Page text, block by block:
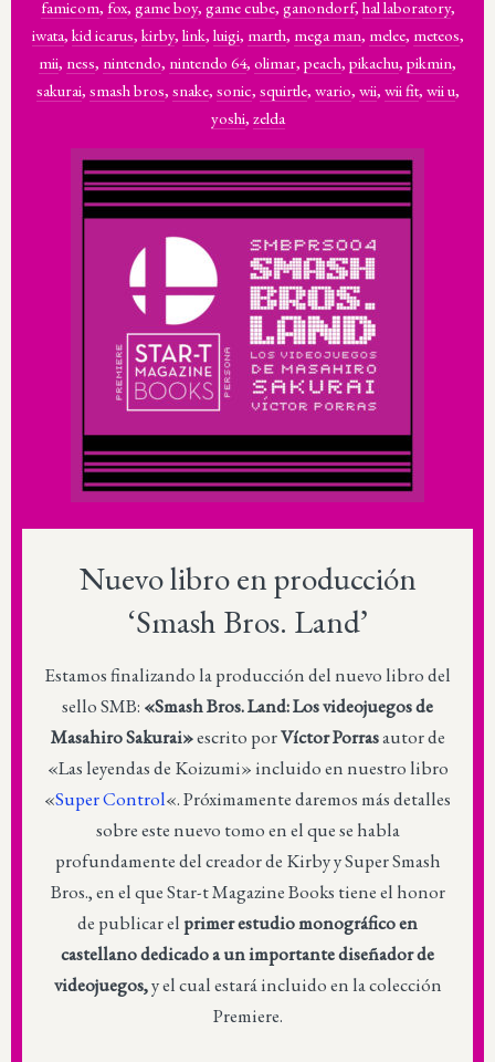
famicom, fox, game boy, game cube, ganondorf, hal laboratory,
iwata, kid icarus, kirby, link, luigi, marth, mega man, melee, meteos,
mii, ness, nintendo, nintendo 64, olimar, peach, pikachu, pikmin,
sakurai, smash bros, snake, sonic, squirtle, wario, wii, wii fit, wii u,
yoshi, zelda
Nuevo libro en producción
‘Smash Bros. Land’
Estamos finalizando la producción del nuevo libro del
sello SMB: «Smash Bros. Land: Los videojuegos de
Masahiro Sakurai»escrito porVíctor Porrasautor de
«Las leyendas de Koizumi» incluido en nuestro libro
«Super Control«. Próximamente daremos más detalles
sobre este nuevo tomo en el que se habla
profundamente del creador de Kirby y Super Smash
Bros., en el que Star-t Magazine Books tiene el honor
de publicar el primer estudio monográfico en
castellano dedicado a un importante diseñador de
videojuegos,y el cual estará incluido en la colección
Premiere.